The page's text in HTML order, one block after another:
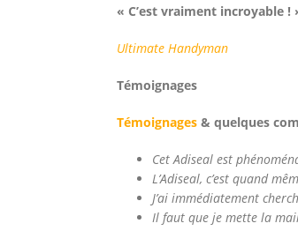
« C’est vraiment incroyable !
Ultimate Handyman
Témoignages
Témoignages & quelques
Cet Adiseal est
L’Adiseal, c’est quand
J’ai immédiatement
Il faut que je mette la